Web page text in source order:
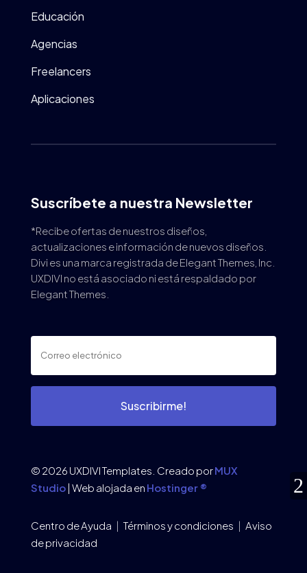
Educación
Agencias
Freelancers
Aplicaciones
Suscríbete a nuestra Newsletter
*Recibe ofertas de nuestros diseños,
actualizaciones e información de nuevos diseños.
Divi es una marca registrada de Elegant Themes, Inc.
UXDIVI no está asociado ni está respaldado por
Elegant Themes.
Suscribirme!
© 2026 UXDIVI Templates. Creado porMUX
Studio| Web alojada en Hostinger ®
Centro de Ayuda | Términos y condiciones | Aviso
de privacidad